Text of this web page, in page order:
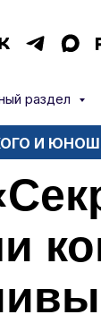
раздел
И